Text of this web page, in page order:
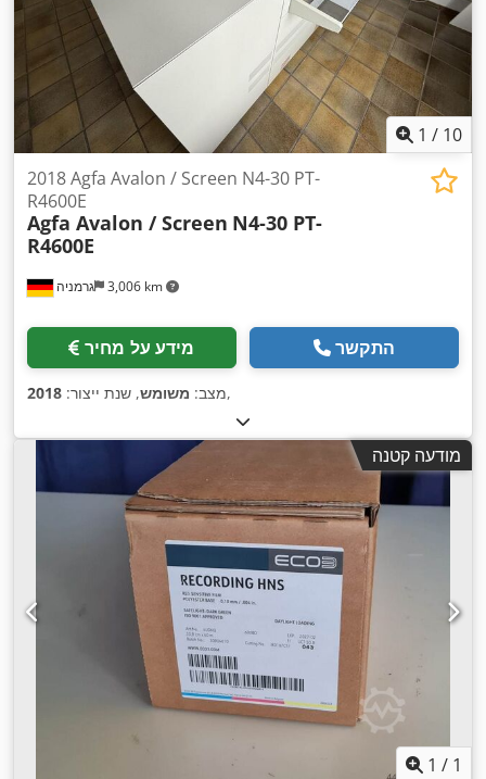
1 / 10
גרמניה 3,006 km
2018 Agfa Avalon / Screen N4-30 PT-
R4600E
Agfa Avalon / Screen N4-30 PT-
R4600E
מידע על מחיר התקשר
מצב: משומש, שנת ייצור: 2018 ,
מודעה קטנה
1 / 1